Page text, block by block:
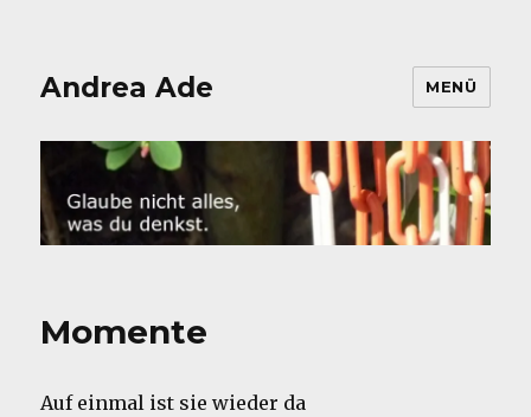
Andrea Ade MENÜ
Momente
Auf einmal ist sie wieder da